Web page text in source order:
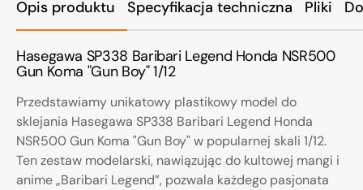
Opis produktu Specyfikacja techniczna Pliki
Hasegawa SP338 Baribari Legend Honda NSR500
Gun Koma "Gun Boy" 1/12
Przedstawiamy unikatowy plastikowy model do
sklejania Hasegawa SP338 Baribari Legend Honda
NSR500 Gun Koma "Gun Boy" w popularnej skali 1/12.
Ten zestaw modelarski, nawiązując do kultowej mangi i
anime „Baribari Legend”, pozwala każdego pasjonata